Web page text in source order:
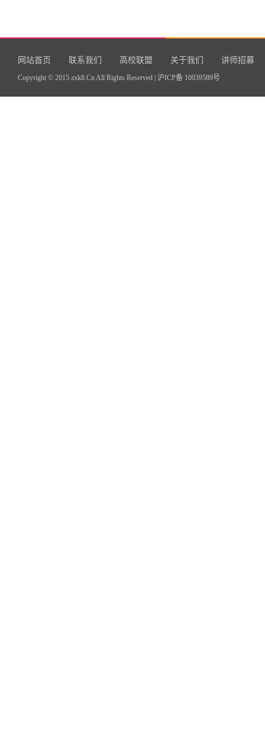
网站首页 联系我们 高校联盟 关于我们 讲师招募
Copyright © 2015 zxk8.Cn All Rights Reserved | 沪ICP备 10039589号